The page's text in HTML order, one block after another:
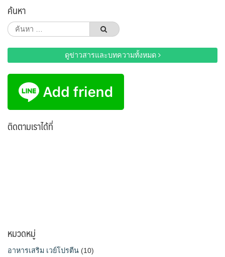
ค้นหา
ค้นหา
สำหรับ:
ดูข่าวสารและบทความทั้งหมด
ติดตามเราได้ที่
หมวดหมู่
อาหารเสริม เวย์โปรตีน (10)